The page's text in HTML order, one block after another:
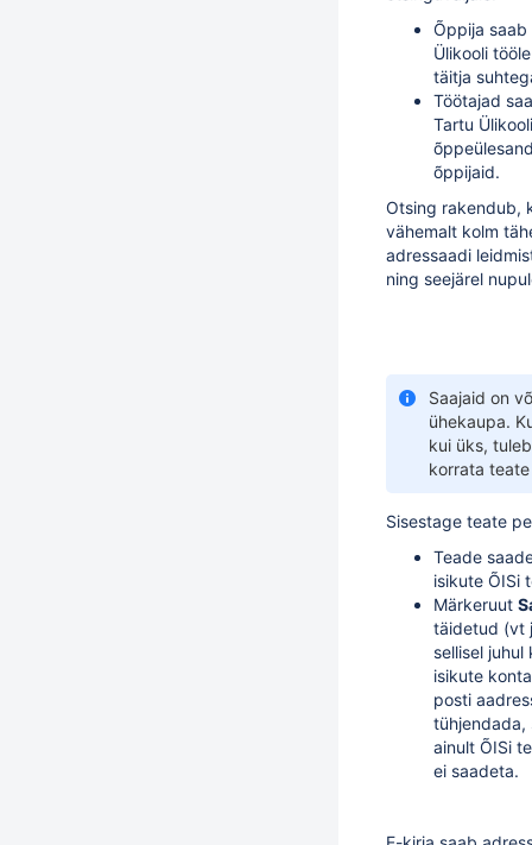
Õppija saab
Ülikooli
täitja
Töötajad
Tartu
õppijaid.
Otsing rakendub,
vähemalt kolm
adressaadi
ning seejärel
Saajaid on
ühekaupa.
kui üks,
korrata
Sisestage teate
Teade
isikute ÕISi
Märkeruut
täidetud (vt
sellisel juhul
isikute
posti
tühjendada,
ainult ÕISi
ei saadeta.